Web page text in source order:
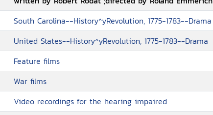
ความแค้น กับทหารประจำการ ที่ต้องการรบตามรูปแบบ ไม่มีการฆ่า หรือ ทำทารุณกรรมแก่คู่สงครามที่
ยอมแพ้ ซึ่งเป็นธรรมเนียมที่ดีที่ยึดถือกันมาไม่ว่าจะเป็นกองกำลังของฝ่ายใดก็ตาม ซึ่งในเนื้อเรื่อง ก็ได้มี
การแสดงให้เห็นถึงความต้องการนี้ของแม่ทัพอังกฤษ คือ นายพลคอร์นวอลลิส ที่สั่งการกับพันเอก แท
วิงตัน ผู้บังคับการหน่วยทหารม้ากรีนดรากูน ที่เป็นผู้ลั่นไกสังหารลูกชายคนที่ 2 ของเบนจามิน มาร์ติน
เมื่อตอนที่มีอายุเพียง 16 ปีตายต่อหน้าที่หน้าบ้านพักของเค้าเอง
South Carolina--History^yRevolution, 1775-1783--Drama
United States--History^yRevolution, 1775-1783--Drama
Feature films
War films
Video recordings for the hearing impaired